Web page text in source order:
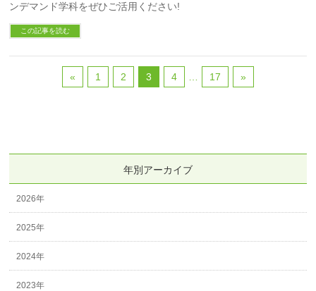
ンデマンド学科をぜひご活用ください!
この記事を読む
« 1 2 3 4 17 »
年別アーカイブ
2026年
2025年
2024年
2023年